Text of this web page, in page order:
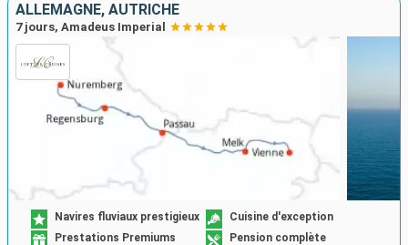
ALLEMAGNE, AUTRICHE
7 jours, Amadeus Imperial
Navires fluviaux prestigieux
Cuisine d'exception
Prestations Premiums
Pension complète